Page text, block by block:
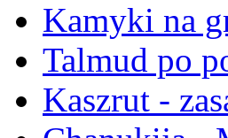
Kamyki na
Talmud po
Kaszrut -